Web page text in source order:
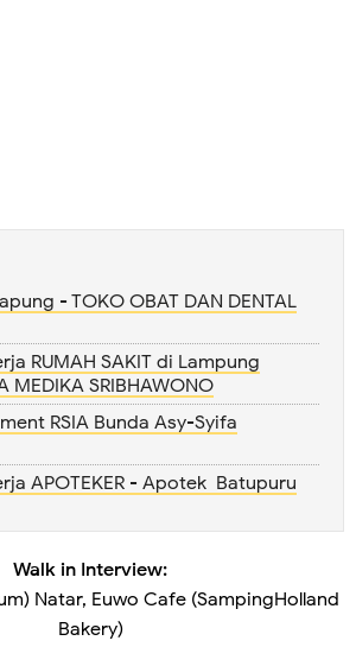
- TOKO OBAT DAN DENTAL
RUMAH SAKIT di Lampung
MEDIKA SRIBHAWONO
RSIA Bunda Asy-Syifa
APOTEKER - Apotek Batupuru
Walk in Interview:
Natar, Euwo Cafe (SampingHolland
Bakery)